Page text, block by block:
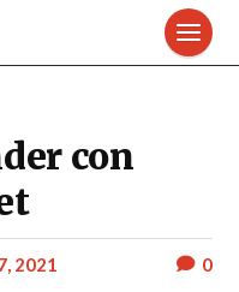
con
2021 0